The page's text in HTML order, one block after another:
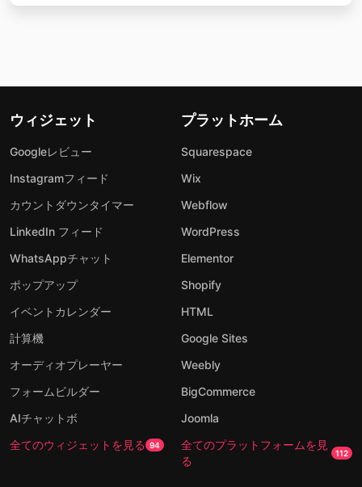
ウィジェット
Googleレビュー
Instagramフィード
カウントダウンタイマー
LinkedIn フィード
WhatsAppチャット
ポップアップ
イベントカレンダー
計算機
オーディオプレーヤー
フォームビルダー
AIチャットボ
全てのウィジェットを見る 94
プラットホーム
Squarespace
Wix
Webflow
WordPress
Elementor
Shopify
HTML
Google Sites
Weebly
BigCommerce
Joomla
全てのプラットフォームを見
る
112